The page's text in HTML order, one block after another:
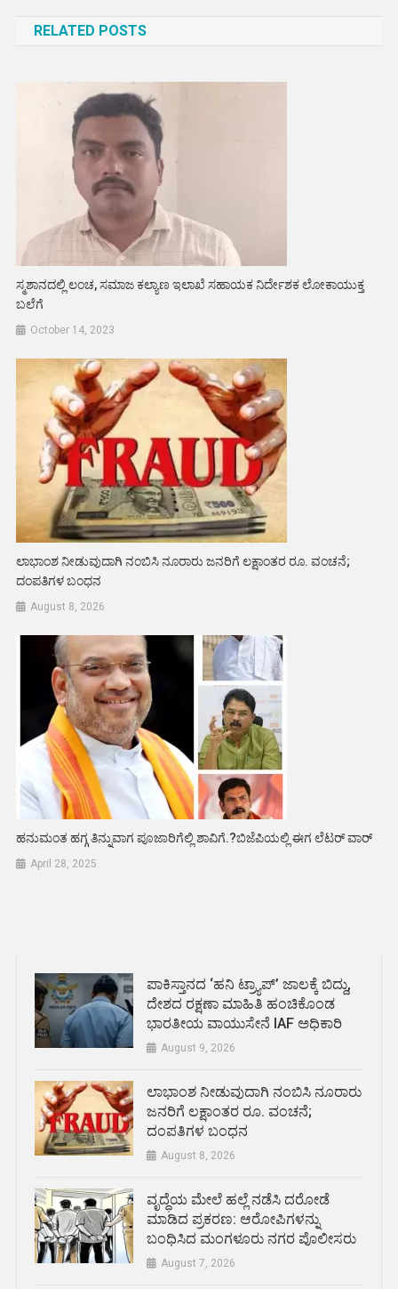
RELATED POSTS
ಸ್ಮಶಾನದಲ್ಲಿ ಲಂಚ, ಸಮಾಜ ಕಲ್ಯಾಣ ಇಲಾಖೆ ಸಹಾಯಕ ನಿರ್ದೇಶಕ ಲೋಕಾಯುಕ್ತ
ಬಲೆಗೆ
October 14, 2023
ಲಾಭಾಂಶ ನೀಡುವುದಾಗಿ ನಂಬಿಸಿ ನೂರಾರು ಜನರಿಗೆ ಲಕ್ಷಾಂತರ ರೂ. ವಂಚನೆ;
ದಂಪತಿಗಳ ಬಂಧನ
August 8, 2026
ಹನುಮಂತ ಹಗ್ಗ ತಿನ್ನುವಾಗ ಪೂಜಾರಿಗೆಲ್ಲಿ ಶಾವಿಗೆ.?ಬಿಜೆಪಿಯಲ್ಲಿ ಈಗ ಲೆಟರ್ ವಾರ್
April 28, 2025
ಪಾಕಿಸ್ತಾನದ ‘ಹನಿ ಟ್ರ್ಯಾಪ್’ ಜಾಲಕ್ಕೆ ಬಿದ್ದು,
ದೇಶದ ರಕ್ಷಣಾ ಮಾಹಿತಿ ಹಂಚಿಕೊಂಡ
ಭಾರತೀಯ ವಾಯುಸೇನೆ IAF ಅಧಿಕಾರಿ
August 9, 2026
ಲಾಭಾಂಶ ನೀಡುವುದಾಗಿ ನಂಬಿಸಿ ನೂರಾರು
ಜನರಿಗೆ ಲಕ್ಷಾಂತರ ರೂ. ವಂಚನೆ;
ದಂಪತಿಗಳ ಬಂಧನ
August 8, 2026
ವೃದ್ಧೆಯ ಮೇಲೆ ಹಲ್ಲೆ ನಡೆಸಿ ದರೋಡೆ
ಮಾಡಿದ ಪ್ರಕರಣ: ಆರೋಪಿಗಳನ್ನು
ಬಂಧಿಸಿದ ಮಂಗಳೂರು ನಗರ ಪೊಲೀಸರು
August 7, 2026